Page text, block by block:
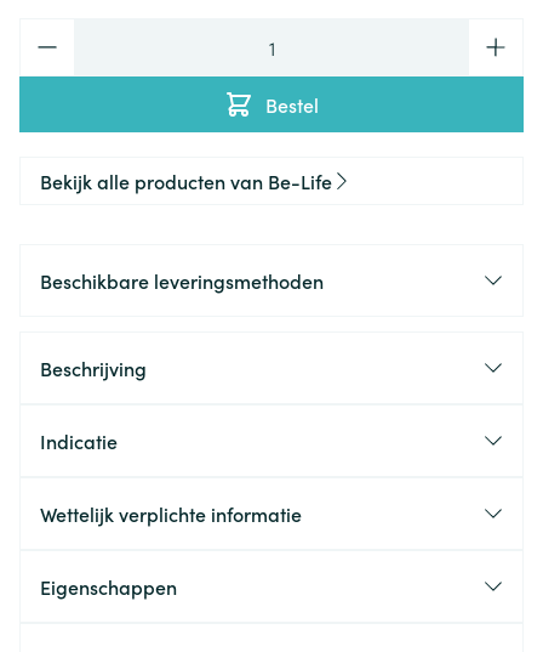
Bestel
Bekijk alle producten van Be-Life
Beschikbare leveringsmethoden
Beschrijving
Indicatie
Wettelijk verplichte informatie
Eigenschappen